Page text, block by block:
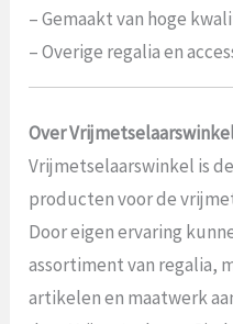
– Gemaakt van hoge
– Overige regalia en
Over
Vrijmetselaarswinkel is
producten voor de
Door eigen ervaring
assortiment van regalia,
artikelen en maatwerk